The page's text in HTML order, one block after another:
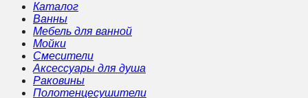
Каталог
Ванны
Мебель для ванной
Мойки
Смесители
Аксессуары для душа
Раковины
Полотенцесушители